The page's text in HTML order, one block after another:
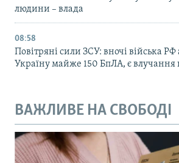
людини – влада
08:58
Повітряні сили ЗСУ: вночі війська РФ
Україну майже 150 БпЛА, є влучання
ВАЖЛИВЕ НА СВОБОДІ